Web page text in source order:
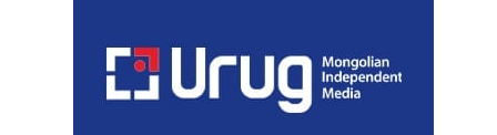
шүүхэд шилжүүлжээ